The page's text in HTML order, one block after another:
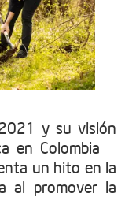
y su visión
en Colombia
un hito en la
al promover la